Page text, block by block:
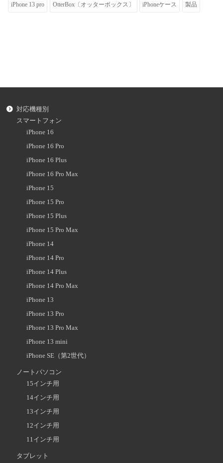
iPhone 13 pro OtterBox〔オッターボックス〕 iPhoneケース 製品
対応機種別
スマートフォン
iPhone 16
iPhone 16 Pro
iPhone 16 Plus
iPhone 16 Pro Max
iPhone 15
iPhone 15 Pro
iPhone 15 Plus
iPhone 15 Pro Max
iPhone 14
iPhone 14 Pro
iPhone 14 Plus
iPhone 14 Pro Max
iPhone 13
iPhone 13 Pro
iPhone 13 Pro Max
iPhone 13 mini
iPhone SE（第2世代）
ノートパソコン
15インチ用
14インチ用
13インチ用
12インチ用
11インチ用
タブレット